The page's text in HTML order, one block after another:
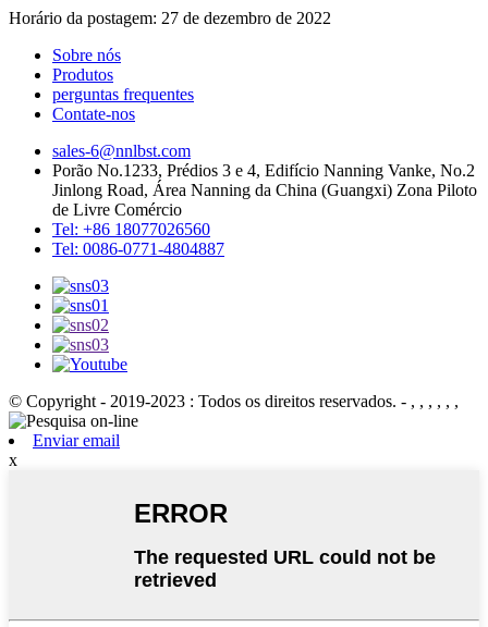
Horário da postagem: 27 de dezembro de 2022
Sobre nós
Produtos
perguntas frequentes
Contate-nos
sales-6@nnlbst.com
Porão No.1233, Prédios 3 e 4, Edifício Nanning Vanke, No.2
Jinlong Road, Área Nanning da China (Guangxi) Zona Piloto
de Livre Comércio
Tel: +86 18077026560
Tel: 0086-0771-4804887
© Copyright - 2019-2023 : Todos os direitos reservados. - , , , , , ,
Enviar email
x